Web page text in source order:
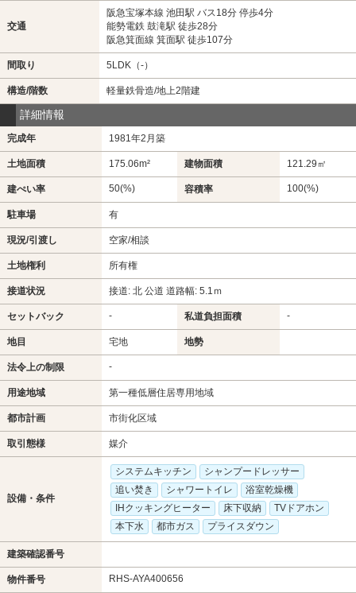
交通
阪急宝塚本線 池田駅 バス18分 停歩4分
能勢電鉄 鼓滝駅 徒歩28分
阪急箕面線 箕面駅 徒歩107分
間取り 5LDK（-）
構造/階数 軽量鉄骨造/地上2階建
詳細情報
完成年 1981年2月築
土地面積 175.06m² 建物面積 121.29㎡
建ぺい率 50(%) 容積率 100(%)
駐車場 有
現況/引渡し 空家/相談
土地権利 所有権
接道状況 接道: 北 公道 道路幅: 5.1ｍ
セットバック - 私道負担面積 -
地目 宅地 地勢
法令上の制限 -
用途地域 第一種低層住居専用地域
都市計画 市街化区域
取引態様 媒介
設備・条件
システムキッチン
シャンプードレッサー
追い焚き
シャワートイレ
浴室乾燥機
IHクッキングヒーター
床下収納
TVドアホン
本下水
都市ガス プライスダウン
建築確認番号
物件番号 RHS-AYA400656